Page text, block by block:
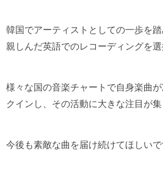
韓国でアーティストとしての一歩を
親しんだ英語でのレコーディングを選
様々な国の音楽チャートで自身楽曲
クインし、その活動に大きな注目が集
今後も素敵な曲を届け続けてほしいで